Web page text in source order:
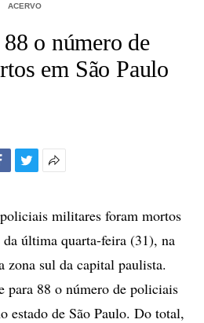
ACERVO
88 o número de
em São Paulo
compartilhamento
militares foram mortos
última quarta-feira (31), na
zona sul da capital paulista.
para 88 o número de policiais
estado de São Paulo. Do total,